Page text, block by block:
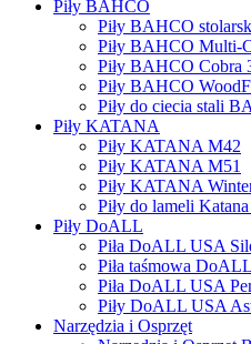
Piły BAHCO
Piły BAHCO
Piły BAHCO Multi-
Piły BAHCO Cobra
Piły BAHCO
Piły do ciecia stali
Piły KATANA
Piły KATANA M42
Piły KATANA M51
Piły KATANA
Piły do lameli
Piły DoALL
Piła DoALL USA
Piła taśmowa
Piła DoALL USA
Piły DoALL USA
Narzędzia i Osprzęt